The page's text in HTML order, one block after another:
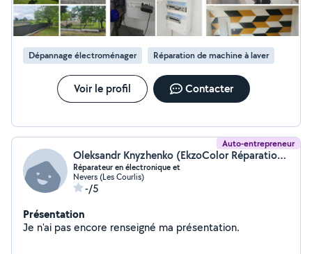
disponibilités respectives. Secteur: Cuffy , Nevers et
alentours. N'hésitez pas a me contacter pour en
discuter
Dépannage électroménager Réparation de machine à laver
Voir le profil Contacter
Auto-entrepreneur
Oleksandr Knyzhenko (EkzoColor Réparations)
Réparateur en électronique et
Nevers (Les Courlis)
-/5
Présentation
Je n'ai pas encore renseigné ma présentation.